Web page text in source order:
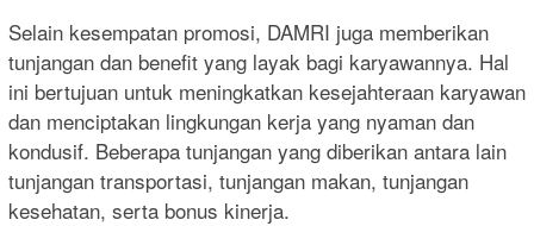
Selain kesempatan promosi, DAMRI juga memberikan
tunjangan dan benefit yang layak bagi karyawannya. Hal
ini bertujuan untuk meningkatkan kesejahteraan karyawan
dan menciptakan lingkungan kerja yang nyaman dan
kondusif. Beberapa tunjangan yang diberikan antara lain
tunjangan transportasi, tunjangan makan, tunjangan
kesehatan, serta bonus kinerja.